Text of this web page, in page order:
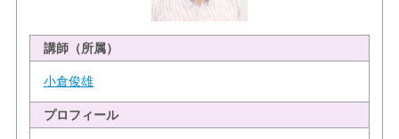
講師（所属）
小倉俊雄
プロフィール